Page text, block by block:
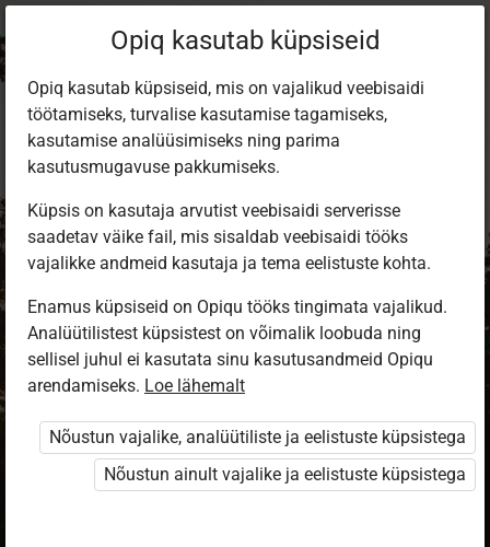
Sisene Opiqusse
Vali, kuidas end tuvastada
eKool
Stuudium
Opiq
HarID
Opiq kasutab küpsiseid
Opiq kasutab küpsiseid, mis on vajalikud veebisaidi
töötamiseks, turvalise kasutamise tagamiseks,
kasutamise analüüsimiseks ning parima
kasutusmugavuse pakkumiseks.
Küpsis on kasutaja arvutist veebisaidi serverisse
saadetav väike fail, mis sisaldab veebisaidi tööks
vajalikke andmeid kasutaja ja tema eelistuste kohta.
Enamus küpsiseid on Opiqu tööks tingimata vajalikud.
Analüütilistest küpsistest on võimalik loobuda ning
sellisel juhul ei kasutata sinu kasutusandmeid Opiqu
arendamiseks. Loe lähemalt
Nõustun vajalike, analüütiliste ja eelistuste küpsistega
Nõustun ainult vajalike ja eelistuste küpsistega